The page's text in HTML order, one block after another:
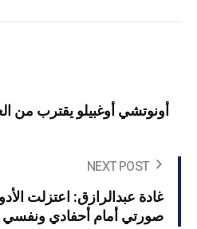
NEXT POST
غادة عبدالرازق: اعتزلت
صورتي أمام أحفادي ونفسي